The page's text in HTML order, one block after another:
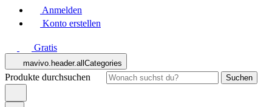
Anmelden
Konto erstellen
Gratis
mavivo.header.allCategories
Produkte durchsuchen Suchen